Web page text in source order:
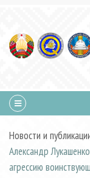
Новости и
Александр
агрессию